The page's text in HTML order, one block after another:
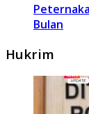
Bulan
Hukrim